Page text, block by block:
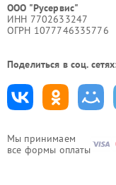
Мы принимаем
все формы оплаты
ООО "Русервис"
ИНН 7702633247
ОГРН 1077746335776
Поделиться в соц.